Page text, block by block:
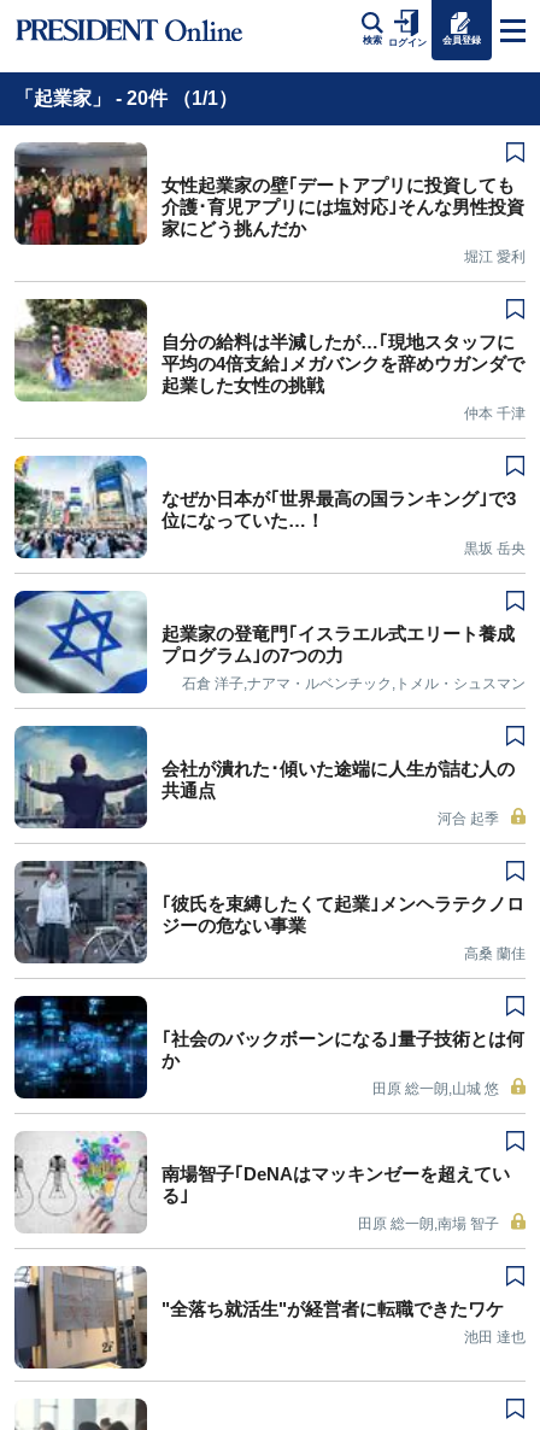
検索 ログイン 会員登録
「起業家」 - 20件 （1/1）
女性起業家の壁｢デートアプリに投資しても
介護･育児アプリには塩対応｣そんな男性投資
家にどう挑んだか
堀江 愛利
自分の給料は半減したが…｢現地スタッフに
平均の4倍支給｣メガバンクを辞めウガンダで
起業した女性の挑戦
仲本 千津
なぜか日本が｢世界最高の国ランキング｣で3
位になっていた…！
黒坂 岳央
起業家の登竜門｢イスラエル式エリート養成
プログラム｣の7つの力
石倉 洋子,ナアマ・ルベンチック,トメル・シュスマン
会社が潰れた･傾いた途端に人生が詰む人の
共通点
河合 起季
｢彼氏を束縛したくて起業｣メンヘラテクノロ
ジーの危ない事業
高桑 蘭佳
｢社会のバックボーンになる｣量子技術とは何
か
田原 総一朗,山城 悠
南場智子｢DeNAはマッキンゼーを超えてい
る｣
田原 総一朗,南場 智子
"全落ち就活生"が経営者に転職できたワケ
池田 達也